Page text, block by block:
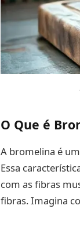
O Que é
A bromelina é
Essa
com as fibras
fibras. Imagina